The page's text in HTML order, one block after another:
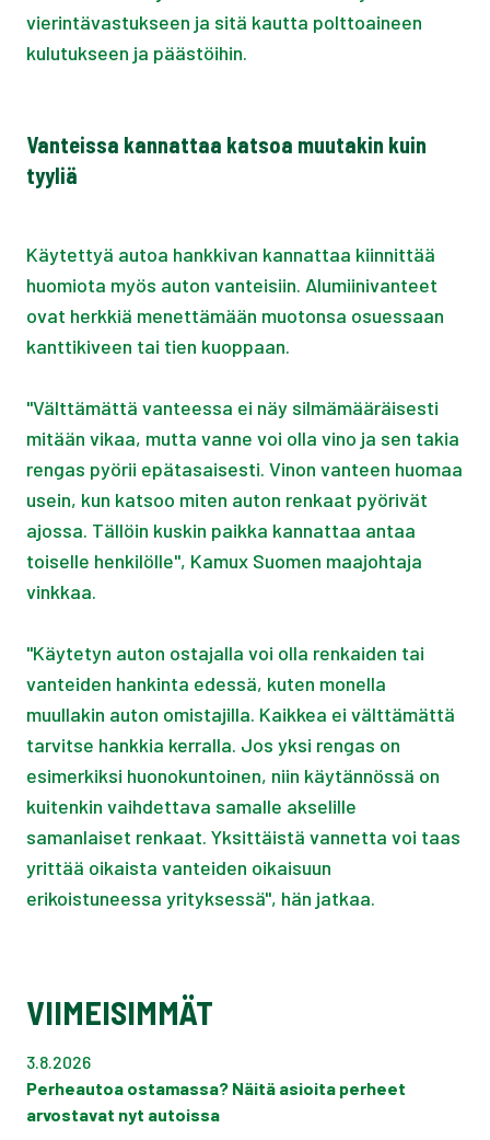
vierintävastukseen ja sitä kautta polttoaineen
kulutukseen ja päästöihin.
Vanteissa kannattaa katsoa muutakin kuin
tyyliä
Käytettyä autoa hankkivan kannattaa kiinnittää
huomiota myös auton vanteisiin. Alumiinivanteet
ovat herkkiä menettämään muotonsa osuessaan
kanttikiveen tai tien kuoppaan.
"Välttämättä vanteessa ei näy silmämääräisesti
mitään vikaa, mutta vanne voi olla vino ja sen takia
rengas pyörii epätasaisesti. Vinon vanteen huomaa
usein, kun katsoo miten auton renkaat pyörivät
ajossa. Tällöin kuskin paikka kannattaa antaa
toiselle henkilölle", Kamux Suomen maajohtaja
vinkkaa.
"Käytetyn auton ostajalla voi olla renkaiden tai
vanteiden hankinta edessä, kuten monella
muullakin auton omistajilla. Kaikkea ei välttämättä
tarvitse hankkia kerralla. Jos yksi rengas on
esimerkiksi huonokuntoinen, niin käytännössä on
kuitenkin vaihdettava samalle akselille
samanlaiset renkaat. Yksittäistä vannetta voi taas
yrittää oikaista vanteiden oikaisuun
erikoistuneessa yrityksessä", hän jatkaa.
VIIMEISIMMÄT
3.8.2026
Perheautoa ostamassa? Näitä asioita perheet
arvostavat nyt autoissa